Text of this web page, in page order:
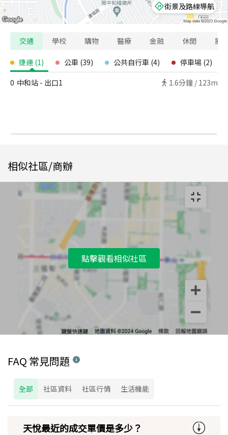
街景及路線導航
交通 學校 購物 醫療 金融 休閒 寵
捷運 (1) 公車 (39) 公共自行車 (4) 停車場 (2)
0 中和站 - 出口1 1.6分鐘 / 123m
相似社區/商辦
點擊觀看相似社區
FAQ 常見問題
全部 社區資料 社區行情 生活機能
天悅最近的成交單價是多少？